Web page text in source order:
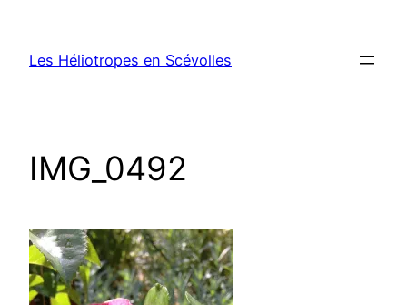
contenu
Les Héliotropes en Scévolles
IMG_0492